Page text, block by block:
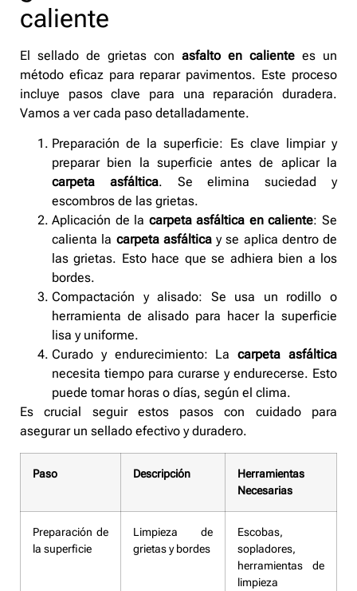
caliente
El sellado de grietas con asfalto en caliente es un
método eficaz para reparar pavimentos. Este proceso
incluye pasos clave para una reparación duradera.
Vamos a ver cada paso detalladamente.
Preparación de la superficie: Es clave limpiar y
preparar bien la superficie antes de aplicar la
carpeta asfáltica. Se elimina suciedad y
escombros de las grietas.
Aplicación de la carpeta asfáltica en caliente: Se
calienta la carpeta asfálticay se aplica dentro de
las grietas. Esto hace que se adhiera bien a los
bordes.
Compactación y alisado: Se usa un rodillo o
herramienta de alisado para hacer la superficie
lisa y uniforme.
Curado y endurecimiento: Lacarpeta asfáltica
necesita tiempo para curarse y endurecerse. Esto
puede tomar horas o días, según el clima.
Es crucial seguir estos pasos con cuidado para
asegurar un sellado efectivo y duradero.
Paso Descripción
Herramientas
Necesarias
Preparación de
la superficie
Limpieza de
grietas y bordes
Escobas,
sopladores,
herramientas de
limpieza